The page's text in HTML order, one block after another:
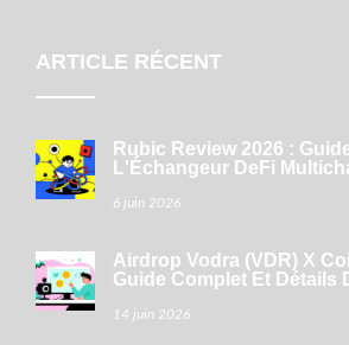
ARTICLE RÉCENT
Rubic Review 2026 :
L'Échangeur DeFi
6 juin 2026
Airdrop Vodra (VDR) X
Guide Complet Et Détails
14 juin 2026